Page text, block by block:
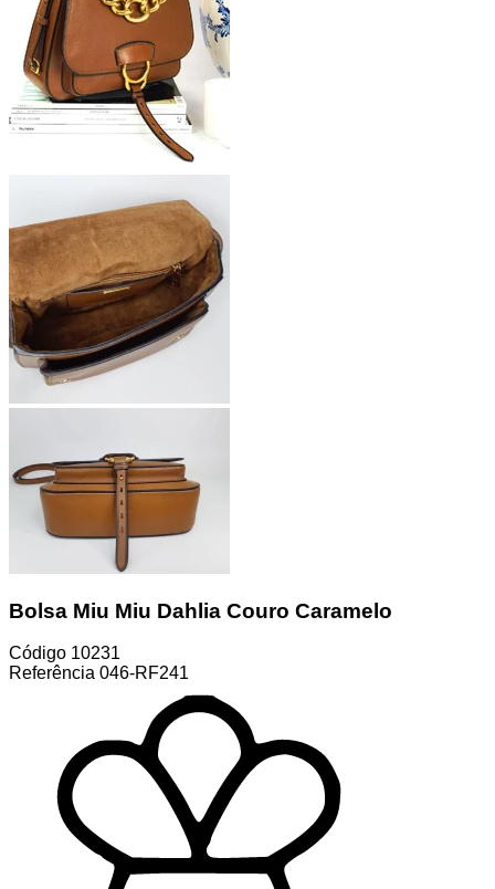
Bolsa Miu Miu Dahlia Couro Caramelo
Código 10231
Referência 046-RF241